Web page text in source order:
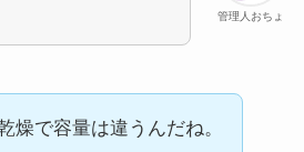
管理人おちょ
燥で容量は違うんだね。